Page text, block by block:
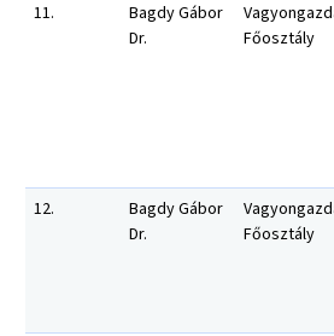
11.
Bagdy Gábor
Dr.
Főosztály
12.
Bagdy Gábor
Dr.
Főosztály